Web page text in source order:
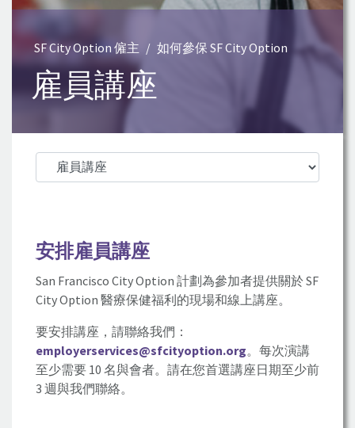
SF City Option 僱主 如何參保 SF City Option
雇員講座
安排雇員講座
San Francisco City Option 計劃為參加者提供關於 SF
City Option 醫療保健福利的現場和線上講座。
要安排講座，請聯絡我們：
employerservices@sfcityoption.org。每次演講
至少需要 10 名與會者。請在您首選講座日期至少前
3 週與我們聯絡。